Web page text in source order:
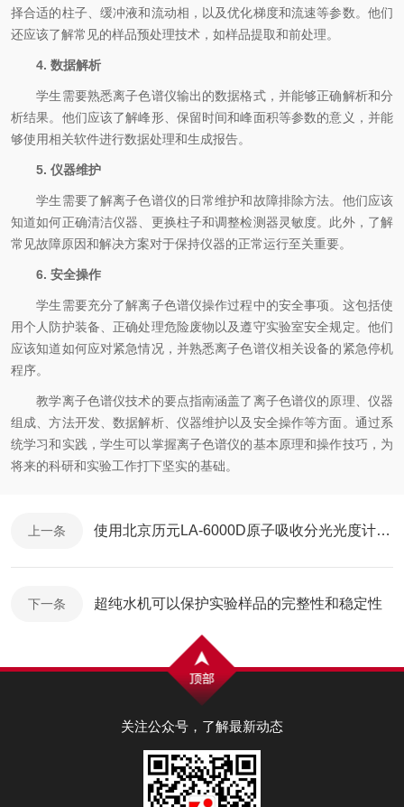
择合适的柱子、缓冲液和流动相，以及优化梯度和流速等参数。他们
还应该了解常见的样品预处理技术，如样品提取和前处理。
4. 数据解析
学生需要熟悉离子色谱仪输出的数据格式，并能够正确解析和分
析结果。他们应该了解峰形、保留时间和峰面积等参数的意义，并能
够使用相关软件进行数据处理和生成报告。
5. 仪器维护
学生需要了解离子色谱仪的日常维护和故障排除方法。他们应该
知道如何正确清洁仪器、更换柱子和调整检测器灵敏度。此外，了解
常见故障原因和解决方案对于保持仪器的正常运行至关重要。
6. 安全操作
学生需要充分了解离子色谱仪操作过程中的安全事项。这包括使
用个人防护装备、正确处理危险废物以及遵守实验室安全规定。他们
应该知道如何应对紧急情况，并熟悉离子色谱仪相关设备的紧急停机
程序。
教学离子色谱仪技术的要点指南涵盖了离子色谱仪的原理、仪器
组成、方法开发、数据解析、仪器维护以及安全操作等方面。通过系
统学习和实践，学生可以掌握离子色谱仪的基本原理和操作技巧，为
将来的科研和实验工作打下坚实的基础。
上一条 使用北京历元LA-6000D原子吸收分光光度计研究X物质的特性
下一条 超纯水机可以保护实验样品的完整性和稳定性
关注公众号，了解最新动态